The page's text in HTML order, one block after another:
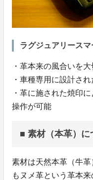
ラグジュアリース
・革本来の風合いを
・車種専用に設計さ
・革に施された焼印
操作が可能
■ 素材（本革）に
素材は天然本革（牛
もヌメ革という革本